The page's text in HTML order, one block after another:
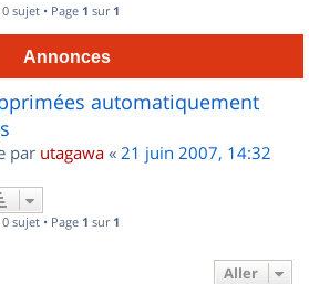
0 sujet • Page 1 sur 1
Annonces
automatiquement
par utagawa « 21 juin 2007, 14:32
0 sujet • Page 1 sur 1
Aller